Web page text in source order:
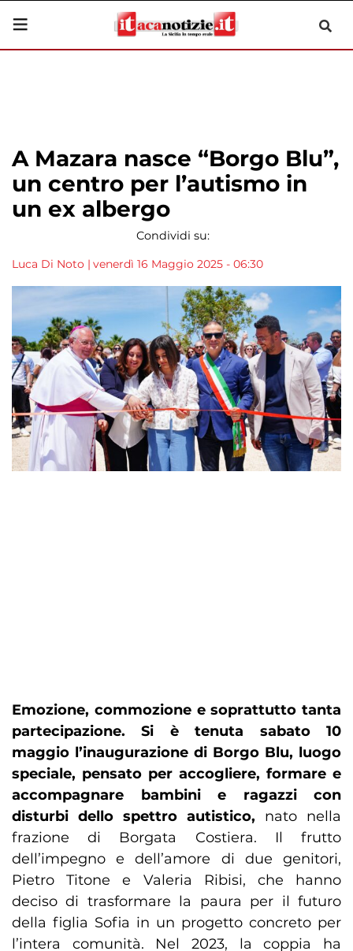
A Mazara nasce “Borgo Blu”,
un centro per l’autismo in
un ex albergo
Condividi su:
Luca Di Noto | venerdì 16 Maggio 2025 - 06:30
Emozione, commozione e soprattutto tanta
partecipazione. Si è tenuta sabato 10
maggio l’inaugurazione di Borgo Blu, luogo
speciale, pensato per accogliere, formare e
accompagnare bambini e ragazzi con
disturbi dello spettro autistico, nato nella
frazione di Borgata Costiera. Il frutto
dell’impegno e dell’amore di due genitori,
Pietro Titone e Valeria Ribisi, che hanno
deciso di trasformare la paura per il futuro
della figlia Sofia in un progetto concreto per
l’intera comunità. Nel 2023, la coppia ha